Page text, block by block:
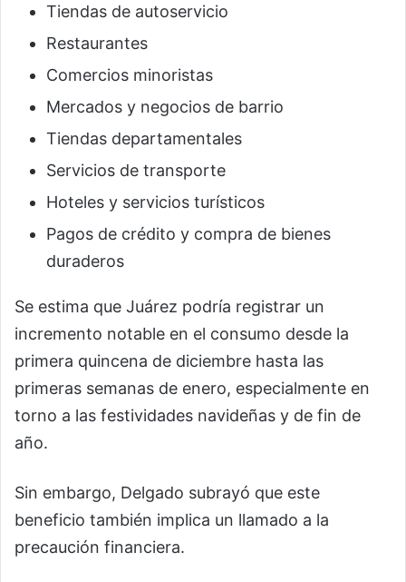
Tiendas de autoservicio
Restaurantes
Comercios minoristas
Mercados y negocios de barrio
Tiendas departamentales
Servicios de transporte
Hoteles y servicios turísticos
Pagos de crédito y compra de bienes
duraderos
Se estima que Juárez podría registrar un
incremento notable en el consumo desde la
primera quincena de diciembre hasta las
primeras semanas de enero, especialmente en
torno a las festividades navideñas y de fin de
año.
Sin embargo, Delgado subrayó que este
beneficio también implica un llamado a la
precaución financiera.